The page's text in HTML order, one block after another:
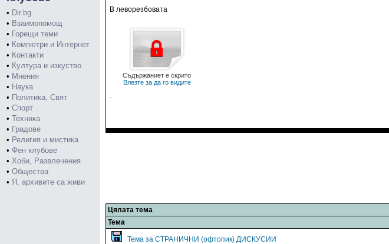
• Dir.bg
• Взаимопомощ
• Горещи теми
• Компютри и Интернет
• Контакти
• Култура и изкуство
• Мнения
• Наука
• Политика, Свят
• Спорт
• Техника
• Градове
• Религия и мистика
• Фен клубове
• Хоби, Развлечения
• Общества
• Я, архивите са живи
В леворезбовата
Съдържаниет е скрито
Влезте за да го видите
.
Цялата тема
Тема
Тема за СТРАНИЧНИ (офтопик) ДИСКУСИИ